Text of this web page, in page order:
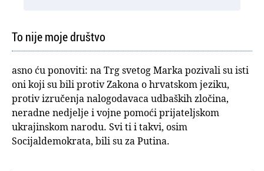
To nije moje društvo
asno ću ponoviti: na Trg svetog Marka pozivali su isti
oni koji su bili protiv Zakona o hrvatskom jeziku,
protiv izručenja nalogodavaca udbaških zločina,
neradne nedjelje i vojne pomoći prijateljskom
ukrajinskom narodu. Svi ti i takvi, osim
Socijaldemokrata, bili su za Putina.